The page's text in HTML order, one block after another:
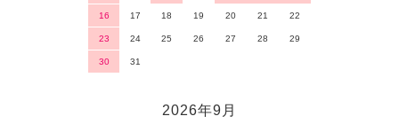
16 17 18 19 20 21 22
23 24 25 26 27 28 29
30 31
2026年9月